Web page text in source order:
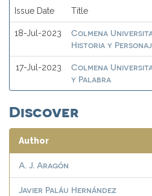
Issue Date Title
18-Jul-2023
Colmena
Historia y
17-Jul-2023
Colmena
y Palabra
Discover
Author
A. J. Aragón
Javier Paláu Hernández